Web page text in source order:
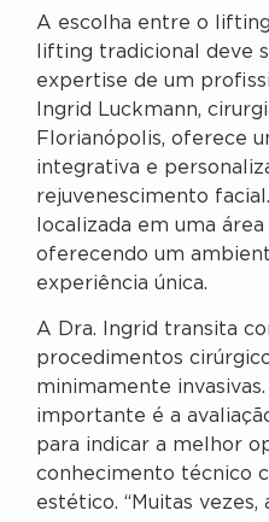
A escolha entre o
lifting tradicional deve
expertise de um
Ingrid Luckmann,
Florianópolis, oferece
integrativa e
rejuvenescimento
localizada em uma
oferecendo um
experiência única.
A Dra. Ingrid transita
procedimentos
minimamente invasivas.
importante é a
para indicar a melhor
conhecimento técnico
estético. “Muitas